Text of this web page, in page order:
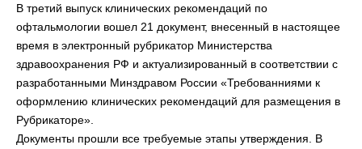
В третий выпуск клинических рекомендаций по
офтальмологии вошел 21 документ, внесенный в настоящее
время в электронный рубрикатор Министерства
здравоохранения РФ и актуализированный в соответствии с
разработанными Минздравом России «Требованниями к
оформлению клинических рекомендаций для размещения в
Рубрикаторе».
Документы прошли все требуемые этапы утверждения. В